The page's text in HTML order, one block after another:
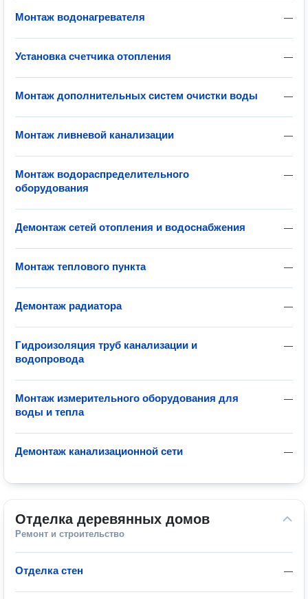
—
Монтаж водонагревателя
—
Установка счетчика отопления
—
Монтаж дополнительных систем очистки воды
—
Монтаж ливневой канализации
—
Монтаж водораспределительного
оборудования
—
Демонтаж сетей отопления и водоснабжения
—
Монтаж теплового пункта
—
Демонтаж радиатора
—
Гидроизоляция труб канализации и
водопровода
—
Монтаж измерительного оборудования для
воды и тепла
—
Демонтаж канализационной сети
Отделка деревянных домов
Ремонт и строительство
—
Отделка стен